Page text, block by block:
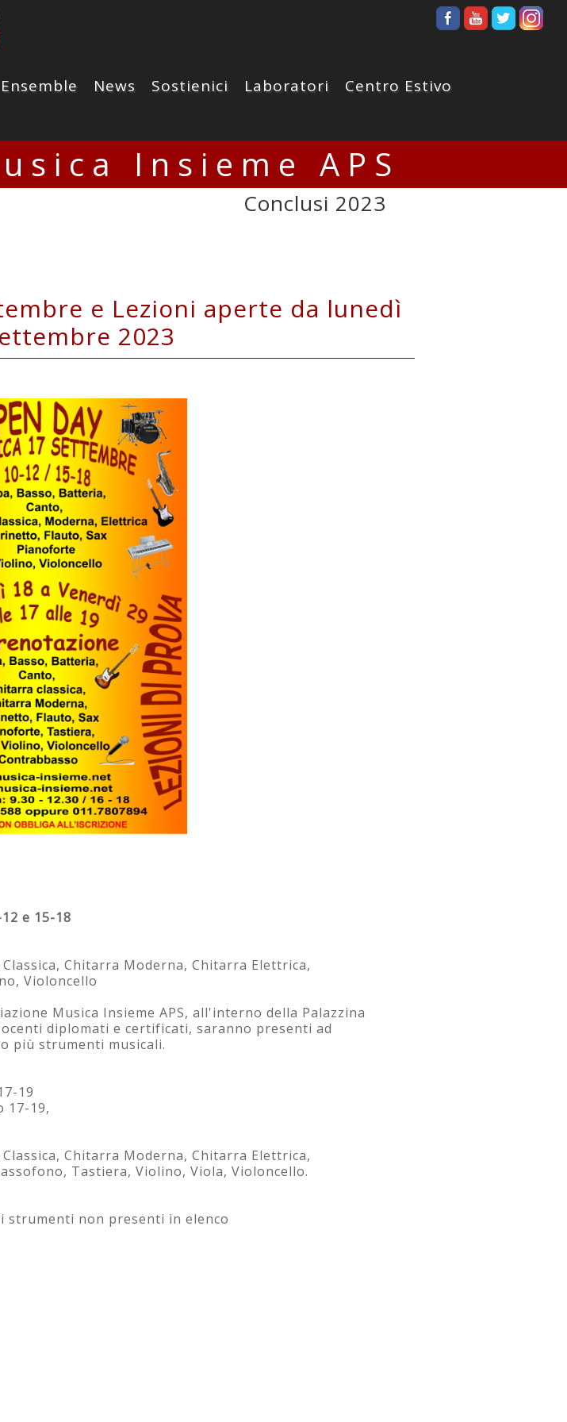
Ensemble News Sostienici Laboratori
Centro Estivo
Insieme APS
Conclusi 2023
e Lezioni aperte da lunedì
2023
e 15-18
Chitarra Moderna, Chitarra Elettrica,
Violoncello
Musica Insieme APS, all'interno della Palazzina
diplomati e certificati, saranno presenti ad
più strumenti musicali.
19
17-19,
Chitarra Moderna, Chitarra Elettrica,
Tastiera, Violino, Viola, Violoncello.
strumenti non presenti in elenco